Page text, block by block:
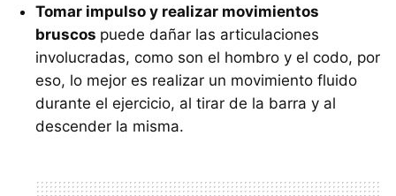
Tomar impulso y realizar movimientos
bruscos puede dañar las articulaciones
involucradas, como son el hombro y el codo, por
eso, lo mejor es realizar un movimiento fluido
durante el ejercicio, al tirar de la barra y al
descender la misma.